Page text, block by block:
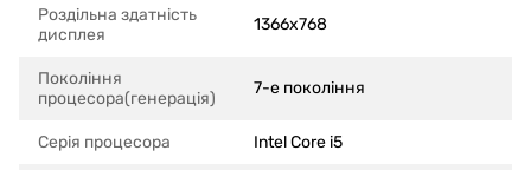
Роздільна здатність
дисплея
1366x768
Покоління
процесора(генерація)
7-е покоління
Серія процесора Intel Core i5